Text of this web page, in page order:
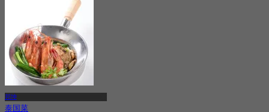
邦坤
泰国菜